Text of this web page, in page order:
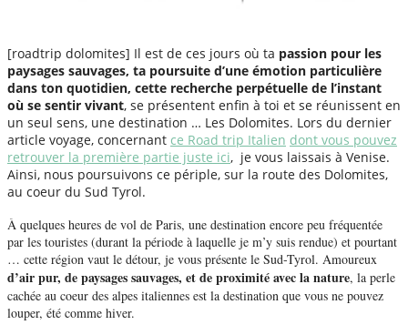
[roadtrip dolomites] Il est de ces jours où ta passion pour les
paysages sauvages, ta poursuite d’une émotion particulière
dans ton quotidien, cette recherche perpétuelle de l’instant
où se sentir vivant, se présentent enfin à toi et se réunissent en
un seul sens, une destination … Les Dolomites. Lors du dernier
article voyage, concernant ce Road trip Italien dont vous pouvez
retrouver la première partie juste ici, je vous laissais à Venise.
Ainsi, nous poursuivons ce périple, sur la route des Dolomites,
au coeur du Sud Tyrol.
À quelques heures de vol de Paris, une destination encore peu fréquentée
par les touristes (durant la période à laquelle je m’y suis rendue) et pourtant
… cette région vaut le détour, je vous présente le Sud-Tyrol. Amoureux
d’air pur, de paysages sauvages, et de proximité avec la nature, la perle
cachée au coeur des alpes italiennes est la destination que vous ne pouvez
louper, été comme hiver.